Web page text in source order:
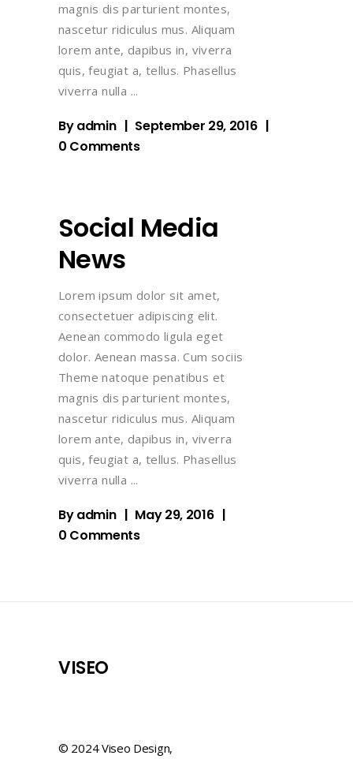
magnis dis parturient montes,
nascetur ridiculus mus. Aliquam
lorem ante, dapibus in, viverra
quis, feugiat a, tellus. Phasellus
viverra nulla
Byadmin
September 29, 2016
0 Comments
Social Media
News
Lorem ipsum dolor sit amet,
consectetuer adipiscing elit.
Aenean commodo ligula eget
dolor. Aenean massa. Cum sociis
Theme natoque penatibus et
magnis dis parturient montes,
nascetur ridiculus mus. Aliquam
lorem ante, dapibus in, viverra
quis, feugiat a, tellus. Phasellus
viverra nulla
Byadmin
May 29, 2016
0 Comments
VISEO
© 2024 Viseo Design,